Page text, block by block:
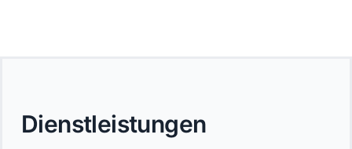
Dienstleistungen